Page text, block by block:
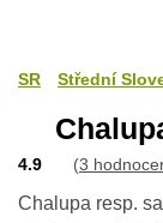
SR Střední
4.9 (3
Chalupa resp.